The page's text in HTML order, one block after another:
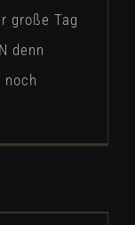
große Tag
denn
noch